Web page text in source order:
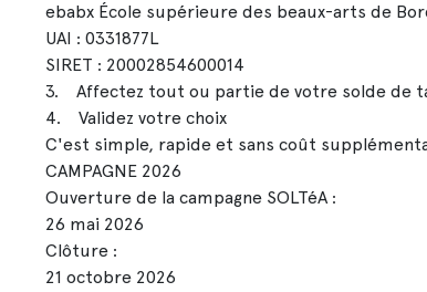
ebabx École supérieure des beaux-arts de
UAI : 0331877L
SIRET : 20002854600014
3. Affectez tout ou partie de votre solde de
4. Validez votre choix
C'est simple, rapide et sans coût
CAMPAGNE 2026
Ouverture de la campagne SOLTéA :
26 mai 2026
Clôture :
21 octobre 2026